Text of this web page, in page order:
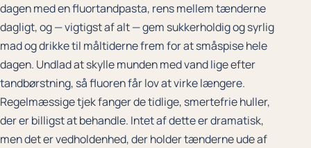
dagen med en fluortandpasta, rens mellem tænderne
dagligt, og — vigtigst af alt — gem sukkerholdig og syrlig
mad og drikke til måltiderne frem for at småspise hele
dagen. Undlad at skylle munden med vand lige efter
tandbørstning, så fluoren får lov at virke længere.
Regelmæssige tjek fanger de tidlige, smertefrie huller,
der er billigst at behandle. Intet af dette er dramatisk,
men det er vedholdenhed, der holder tænderne ude af